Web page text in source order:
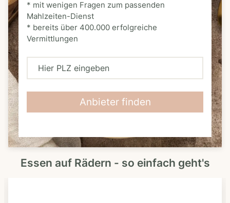
* mit wenigen Fragen zum passenden
Mahlzeiten-Dienst
* bereits über 400.000 erfolgreiche
Vermittlungen
H
L
Z
Anbieter finden
Essen auf Rädern - so einfach geht's